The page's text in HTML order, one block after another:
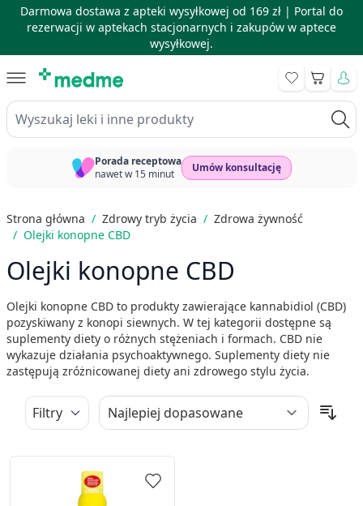
Darmowa dostawa z apteki wysyłkowej od 169 zł | Portal do
rezerwacji w aptekach stacjonarnych i zakupów w aptece
wysyłkowej.
Wyszukaj leki i inne produkty
Koszyk
Porada receptowa
nawet w 15 minut
Umów konsultację
Strona główna / Zdrowy tryb życia / Zdrowa żywność
/ Olejki konopne CBD
Olejki konopne CBD
Olejki konopne CBD to produkty zawierające kannabidiol (CBD)
pozyskiwany z konopi siewnych. W tej kategorii dostępne są
suplementy diety o różnych stężeniach i formach. CBD nie
wykazuje działania psychoaktywnego. Suplementy diety nie
zastępują zróżnicowanej diety ani zdrowego stylu życia.
Filtry